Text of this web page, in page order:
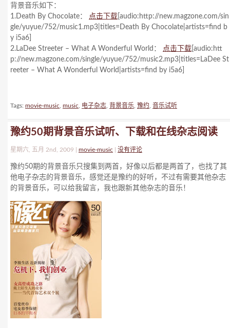
背景音乐如下：
1.Death By Chocolate： 点击下载 [audio:http://new.magzone.com/sin
gle/yuyue/752/music1.mp3|titles=Death By Chocolate|artists=find b
y i5a6]
2.LaDee Streeter – What A Wonderful World： 点击下载 [audio:htt
p://new.magzone.com/single/yuyue/752/music2.mp3|titles=LaDee St
reeter – What A Wonderful World|artists=find by i5a6]
Tags: movie-music music 电子杂志 背景音乐 豫约 音乐试听
豫约50期背景音乐试听、下载和在线杂志阅读
星期六, 五月 2nd, 2009 | movie-music 没有评论
豫约50期的背景音乐只搜集到两首，好像以后都是两首了，也找了其
他电子杂志的背景音乐，感觉还是豫约的好听，不过有需要其他杂志
的背景音乐，可以给我留言，我也跟新其他杂志的音乐！